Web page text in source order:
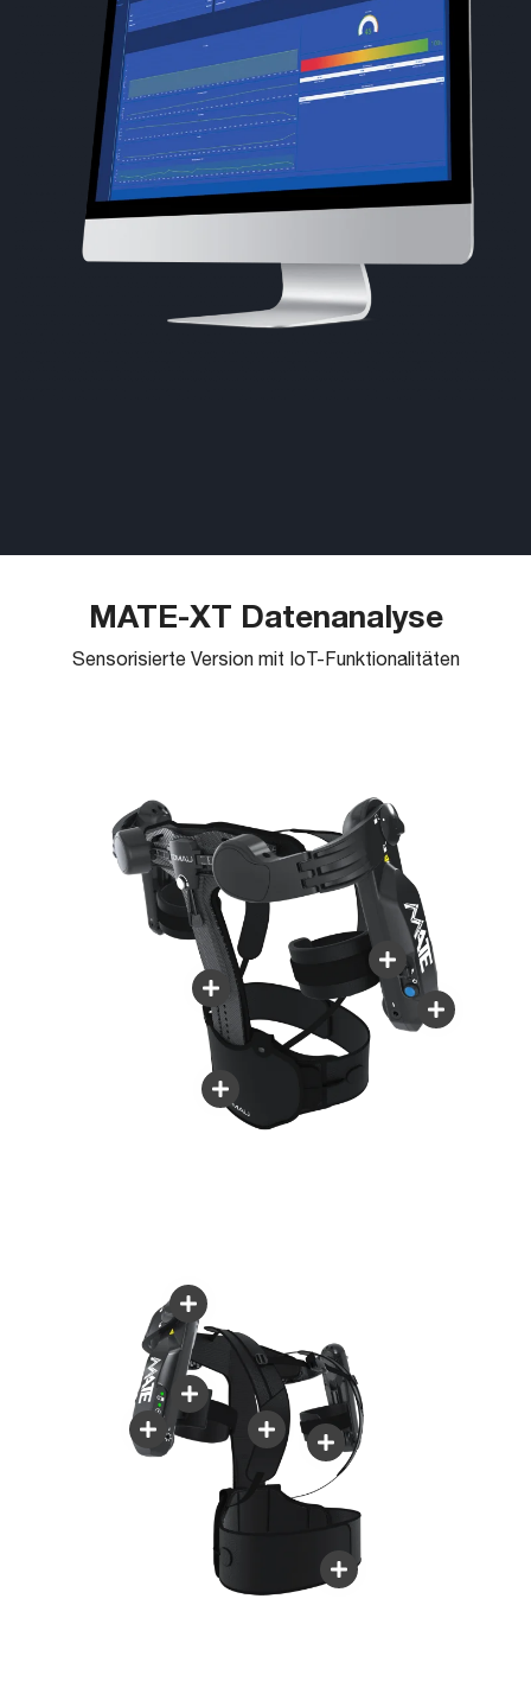
MATE-XT Datenanalyse
Sensorisierte Version mit IoT-Funktionalitäten